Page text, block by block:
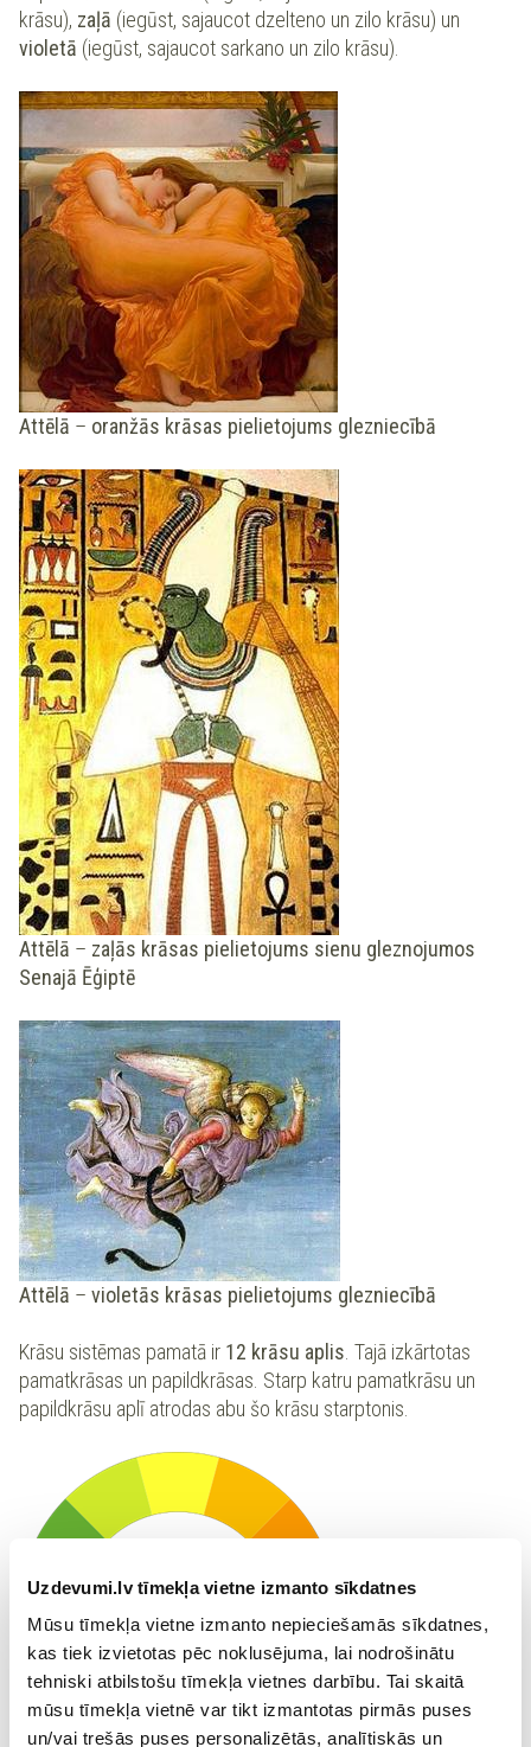
Uzdevumi.lv tīmekļa vietne izmanto sīkdatnes
Mūsu tīmekļa vietne izmanto nepieciešamās sīkdatnes,
kas tiek izvietotas pēc noklusējuma, lai nodrošinātu
tehniski atbilstošu tīmekļa vietnes darbību. Tai skaitā
mūsu tīmekļa vietnē var tikt izmantotas pirmās puses
un/vai trešās puses personalizētās, analītiskās un
krāsu), zaļā (iegūst, sajaucot dzelteno un zilo krāsu) un
violetā (iegūst, sajaucot sarkano un zilo krāsu).
Attēlā – oranžās krāsas pielietojums glezniecībā
Attēlā – zaļās krāsas pielietojums sienu gleznojumos
Senajā Ēģiptē
Attēlā – violetās krāsas pielietojums glezniecībā
Krāsu sistēmas pamatā ir 12 krāsu aplis. Tajā izkārtotas
pamatkrāsas un papildkrāsas. Starp katru pamatkrāsu un
papildkrāsu aplī atrodas abu šo krāsu starptonis.